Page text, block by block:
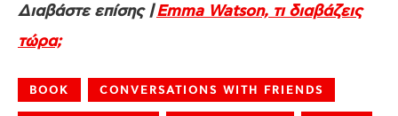
Διαβάστε επίσης |Emma Watson, τι διαβάζεις
τώρα;
BOOK CONVERSATIONS WITH FRIENDS